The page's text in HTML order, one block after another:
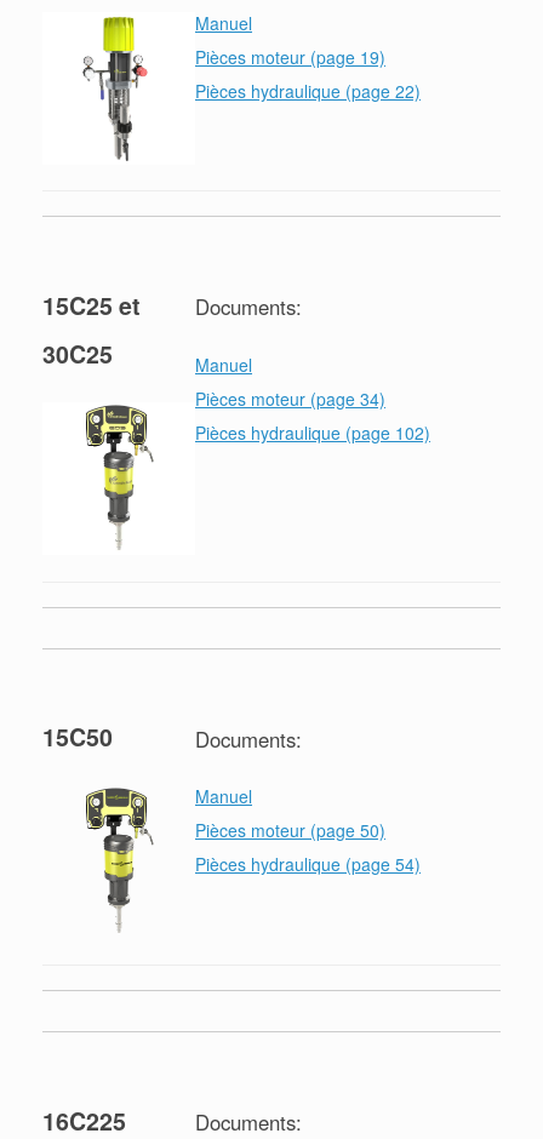
Manuel
Pièces moteur (page 19)
Pièces hydraulique (page 22)
15C25 et
30C25
Documents:
Manuel
Pièces moteur (page 34)
Pièces hydraulique (page 102)
15C50 Documents:
Manuel
Pièces moteur (page 50)
Pièces hydraulique (page 54)
16C225 Documents: